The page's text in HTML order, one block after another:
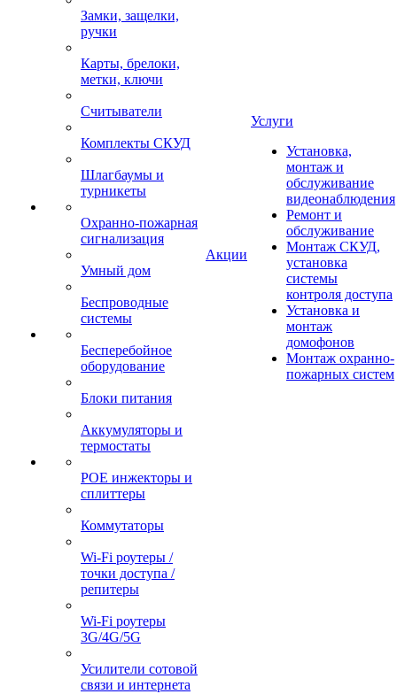
Замки, защелки,
ручки
Карты, брелоки,
метки, ключи
Считыватели
Комплекты СКУД
Шлагбаумы и
турникеты
Охранно-пожарная
сигнализация
Умный дом
Беспроводные
системы
Бесперебойное
оборудование
Блоки питания
Аккумуляторы и
термостаты
POE инжекторы и
сплиттеры
Коммутаторы
Wi-Fi роутеры /
точки доступа /
репитеры
Wi-Fi роутеры
3G/4G/5G
Усилители сотовой
связи и интернета
Акции
Услуги
Установка,
монтаж и
обслуживание
видеонаблюдения
Ремонт и
обслуживание
Монтаж СКУД,
установка
системы
контроля доступа
Установка и
монтаж
домофонов
Монтаж охранно-
пожарных систем